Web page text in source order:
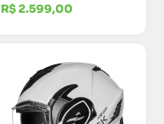
R$2.599,00